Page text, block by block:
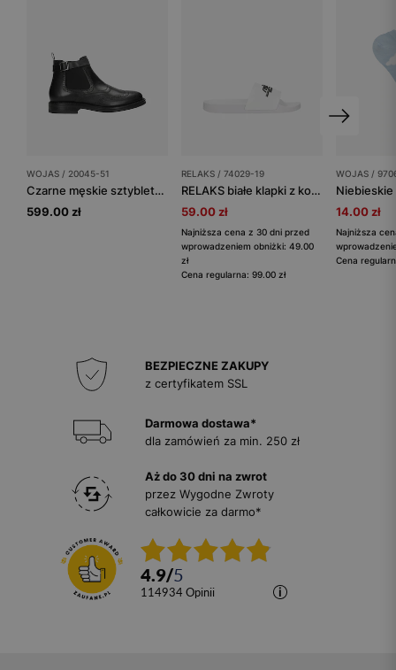
WOJAS / 20045-51
Czarne męskie sztyblety z ozdobnym brogowaniem
599.00 zł
RELAKS / 74029-19
RELAKS białe klapki z kontrastowym logo
59.00 zł
Najniższa cena z 30 dni przed
wprowadzeniem obniżki: 49.00
zł
Cena regularna: 99.00 zł
WOJAS /
14.00 zł
Najniższa
Cena
BEZPIECZNE ZAKUPY
z certyfikatem SSL
Darmowa dostawa*
dla zamówień za min. 250 zł
Aż do 30 dni na zwrot
przez Wygodne Zwroty
całkowicie za darmo*
4.9/5
114934 opinii